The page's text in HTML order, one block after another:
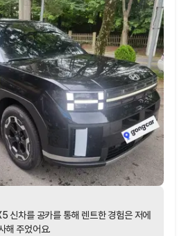
신차를 공카를 통해 렌트한 경험은 저에
해 주었어요.